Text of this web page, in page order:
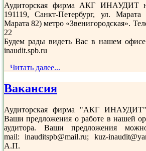
Аудиторская фирма АКГ ИНАУДИТ
191119, Санкт-Петербург, ул.
Марата 82) метро «Звенигородская».
22
Будем рады видеть Вас в нашем
inaudit.spb.ru
Читать далее...
Вакансия
Аудиторская фирма "АКГ ИНАУДИТ"
Ваши предложения о работе в нашей
аудитора. Ваши предложения
mail: inauditspb@mail.ru; kuz-
А.П.